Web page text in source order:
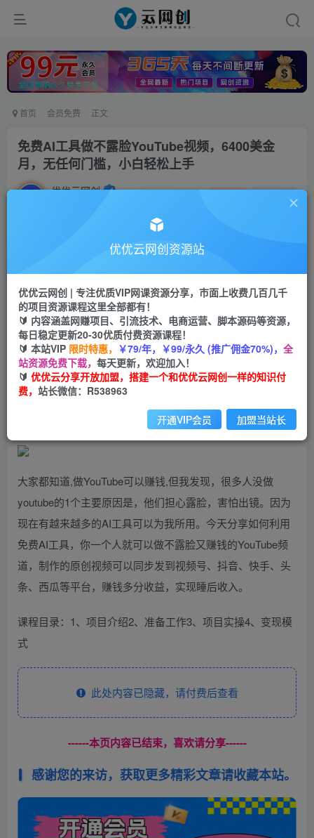
首页 会员免费 正文
免费AI工具做不露脸YouTube视频，6400美金
月，无任何门槛，小白轻松上手
优优云网创 私信
云币9.9云币99
会员免费
立即购买
您当前未登录！建议登陆后购买，可保存购买订单
大家都知道,做YouTube可以赚钱,但我发现，很多人没做
youtube的1个主要原因是，他们担心露脸，害怕出镜。因为
现在有越来越多的AI工具可以为我所用。今天分享如何利用
免费AI工具，你一个人就可以做不露脸又赚钱的YouTube频
道，制作的原创视频可以同步发到视频号、抖音、快手、头
条、西瓜等平台，赚钱多分收益，实现睡后收入。
课程目录：1、项目介绍2、准备工作3、项目实操4、变现模
式
此处内容已隐藏，请付费后查看
------本页内容已结束，喜欢请分享------
感谢您的来访，获取更多精彩文章请收藏本站。
优优云网创资源站
优优云网创 | 专注优质VIP网课资源分享，市面上收费几百几千
的项目资源课程这里全部都有！
🔰 内容涵盖网赚项目、引流技术、电商运营、脚本源码等资源，
每日稳定更新20-30优质付费资源课程！
🔰 本站VIP 限时特惠， ￥79/年，￥99/永久 (推广佣金70%)， 全
站资源免费下载， 每天更新，欢迎加入！
🔰 优优云分享开放加盟，搭建一个和优优云网创一样的知识付
费， 站长微信：R538963
开通VIP会员 加盟当站长